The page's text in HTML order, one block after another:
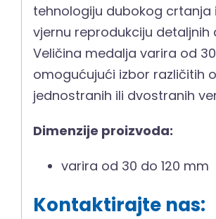
tehnologiju dubokog crtanja
vjernu reprodukciju detaljnih
Veličina medalja varira od
omogućujući izbor različitih
jednostranih ili dvostranih
Dimenzije proizvoda:
varira od 30 do 120 mm
Kontaktirajte nas: